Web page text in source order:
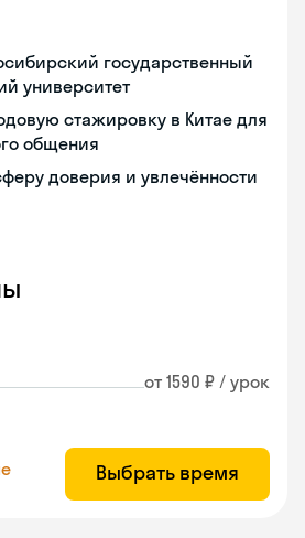
государственный
университет
стажировку в Китае для
общения
доверия и увлечённости
от 1590 ₽ / урок
Выбрать время